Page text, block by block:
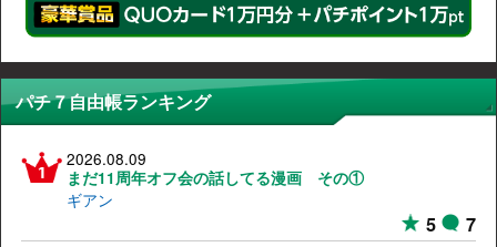
パチ７自由帳ランキング
2026.08.09
まだ11周年オフ会の話してる漫画 その①
ギアン
5 7